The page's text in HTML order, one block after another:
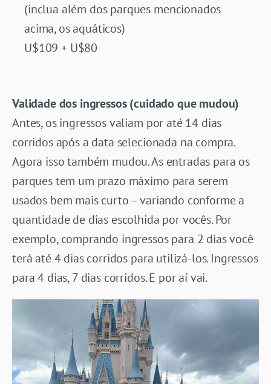
(inclua além dos parques mencionados
acima, os aquáticos)
U$109 + U$80
Validade dos ingressos (cuidado que mudou)
Antes, os ingressos valiam por até 14 dias
corridos após a data selecionada na compra.
Agora isso também mudou. As entradas para os
parques tem um prazo máximo para serem
usados bem mais curto – variando conforme a
quantidade de dias escolhida por vocês. Por
exemplo, comprando ingressos para 2 dias você
terá até 4 dias corridos para utilizá-los. Ingressos
para 4 dias, 7 dias corridos. E por aí vai.